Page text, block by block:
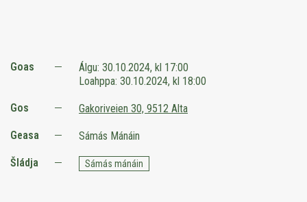
Goas Álgu: 30.10.2024, kl 17:00
Loahppa: 30.10.2024, kl 18:00
Gos Gakoriveien 30, 9512 Alta
Geasa Sámás Mánáin
Šládja Sámás mánáin